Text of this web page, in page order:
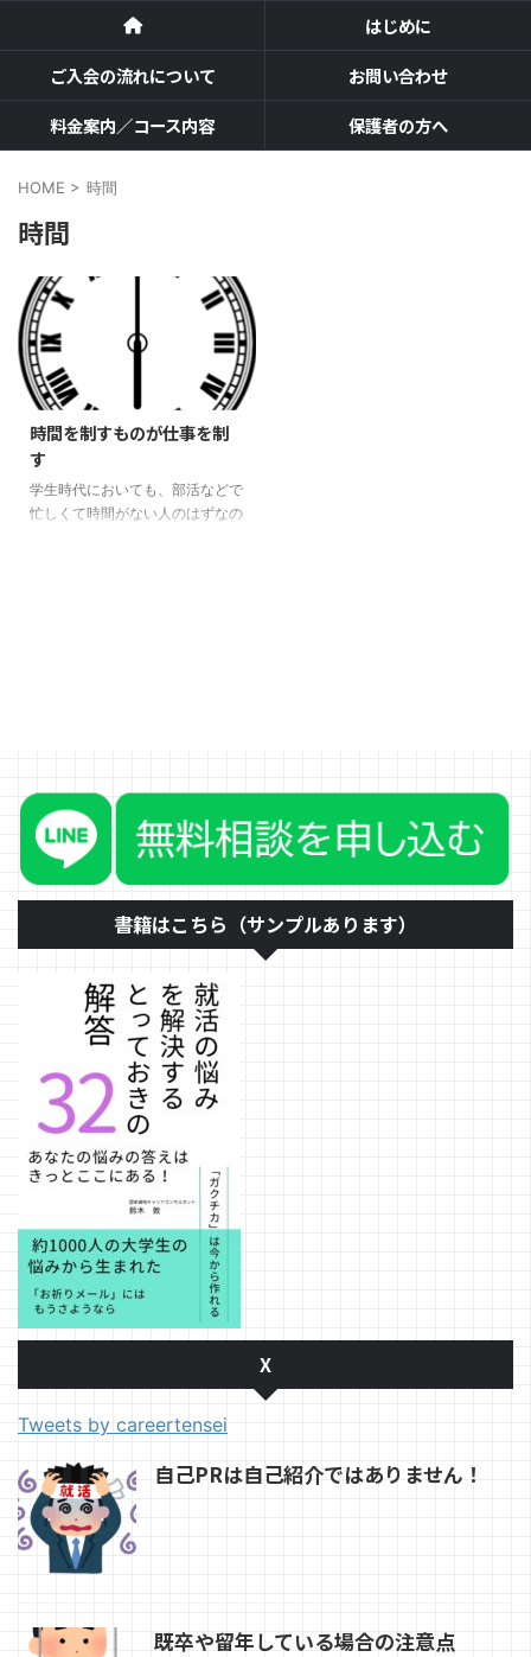
はじめに
ご入会の流れについて
お問い合わせ
料金案内／コース内容
保護者の方へ
HOME > 時間
時間
時間を制すものが仕事を制
す
学生時代においても、部活などで
忙しくて時間がない人のはずなの
起きるのか。そして、社会人にな
ったときに成果を出せる人は何が
違うのかについてお伝えします。
時間は一定ではない 時間は一定
...
書籍はこちら（サンプルあります）
X
Tweets by careertensei
自己PRは自己紹介ではありません！
既卒や留年している場合の注意点